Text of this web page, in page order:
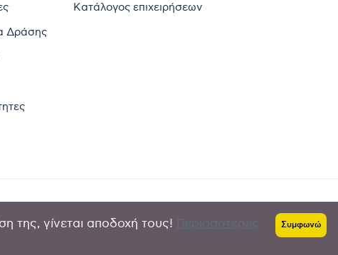
Δράσης
Κατάλογος επιχειρήσεων
Πολιτική απορρήτου-
της, γίνεται αποδοχή τους! Συμφωνώ